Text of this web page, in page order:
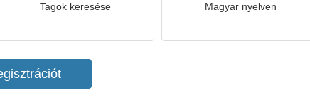
Tagok keresése Magyar nyelven